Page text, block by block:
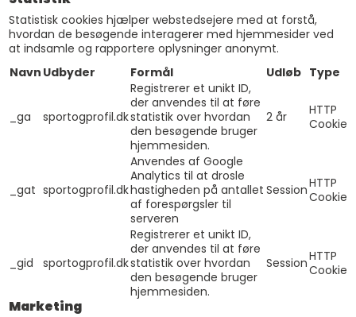
Statistisk cookies hjælper webstedsejere med at forstå,
hvordan de besøgende interagerer med hjemmesider ved
at indsamle og rapportere oplysninger anonymt.
Navn Udbyder Formål Udløb Type
_ga sportogprofil.dk
Registrerer et unikt ID,
der anvendes til at føre
statistik over hvordan
den besøgende bruger
hjemmesiden.
2 år
HTTP
Cookie
_gat sportogprofil.dk
Anvendes af Google
Analytics til at drosle
hastigheden på antallet
af forespørgsler til
serveren
SessionHTTP
Cookie
_gid sportogprofil.dk
Registrerer et unikt ID,
der anvendes til at føre
statistik over hvordan
den besøgende bruger
hjemmesiden.
SessionHTTP
Cookie
Marketing